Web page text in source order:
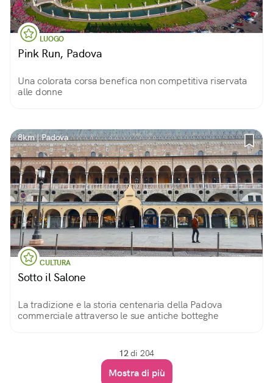
LUOGO
Pink Run, Padova
Una colorata corsa benefica non competitiva riservata
alle donne
8km | Padova
CULTURA
Sotto il Salone
La tradizione e la storia centenaria della Padova
commerciale attraverso le sue antiche botteghe
12di 204
Mostra di più